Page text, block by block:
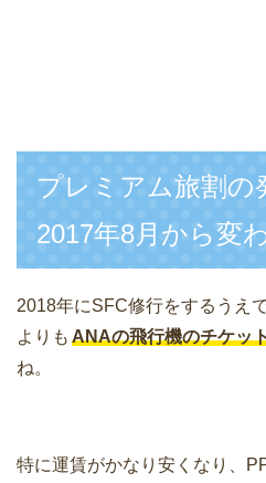
プレミアム旅割の
2017年8月から変
2018年にSFC修行をするうえ
よりも ANAの飛行機のチケッ
ね。
特に運賃がかなり安くなり、